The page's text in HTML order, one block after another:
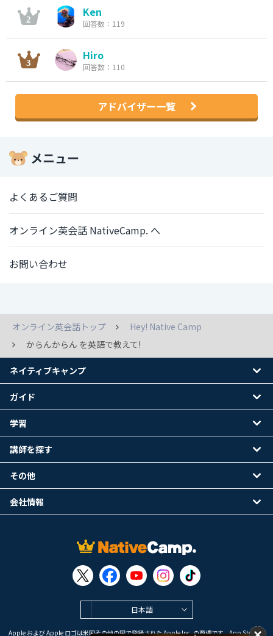
Ken
回答数：119
Hiro
回答数：110
アドバイザー一覧
メニュー
よくあるご質問
オンライン英会話 NativeCamp. へ
お問い合わせ
オンライン英会話トップ
Hey! Native Camp
からんからん を英語で教えて!
日本語
Apple および Apple ロゴは米国その他の国で登録された Apple Inc. の商標です。App Store は
ネイティブキャンプ
ガイド
学習
講師を探す
その他
会社情報